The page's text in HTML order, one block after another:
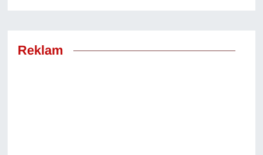
Reklam